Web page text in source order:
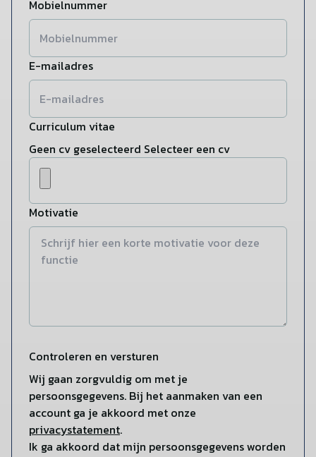
Mobielnummer
E-mailadres
Curriculum vitae
Geen cv geselecteerd Selecteer een cv
Motivatie
Controleren en versturen
Wij gaan zorgvuldig om met je
persoonsgegevens. Bij het aanmaken van een
account ga je akkoord met onze
privacystatement.
Ik ga akkoord dat mijn persoonsgegevens worden